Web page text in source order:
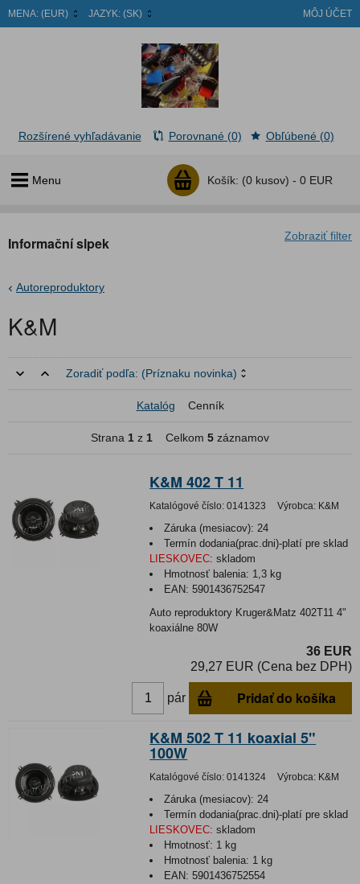
MENA: (EUR) JAZYK: (SK) MÔJ ÚČET
Menu Košík: (0 kusov) - 0 EUR
Rozšírené vyhľadávanie Porovnané (0) Obľúbené (0)
Zobraziť filter
Informační slpek
Autoreproduktory
K&M
Zoradiť podľa: (Príznaku novinka)
Katalóg Cenník
Strana 1 z 1 Celkom 5 záznamov
K&M 402 T 11
Katalógové číslo: 0141323 Výrobca: K&M
Záruka (mesiacov): 24
Termín dodania(prac.dni)-platí pre sklad
LIESKOVEC: skladom
Hmotnosť balenia: 1,3 kg
EAN:5901436752547
Auto reproduktory Kruger&Matz 402T11 4"
koaxiálne 80W
36 EUR
29,27 EUR (Cena bez DPH)
pár Pridať do košíka
K&M 502 T 11 koaxial 5"
100W
Katalógové číslo: 0141324 Výrobca: K&M
Záruka (mesiacov): 24
Termín dodania(prac.dni)-platí pre sklad
LIESKOVEC: skladom
Hmotnosť: 1 kg
Hmotnosť balenia: 1 kg
EAN:5901436752554